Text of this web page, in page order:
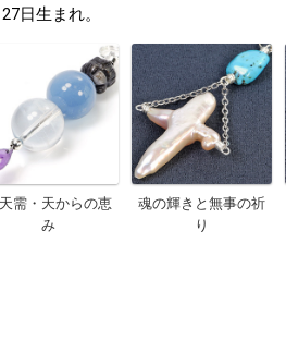
日生まれ。
需・天からの恵
み
魂の輝きと無事の祈
り